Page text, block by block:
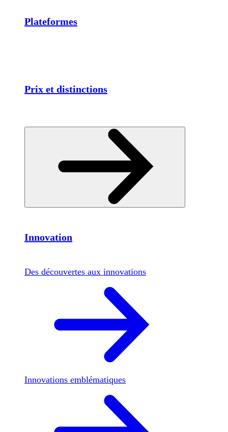
Plateformes
Prix et distinctions
Innovation
Des découvertes aux innovations
Innovations emblématiques